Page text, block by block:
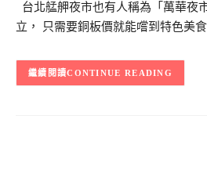
台北艋舺夜市也有人稱為「萬華夜
立， 只需要銅板價就能嚐到特色美
CONTINUE READING